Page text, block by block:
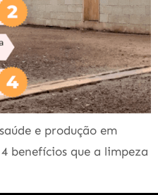
e produção em
benefícios que a limpeza